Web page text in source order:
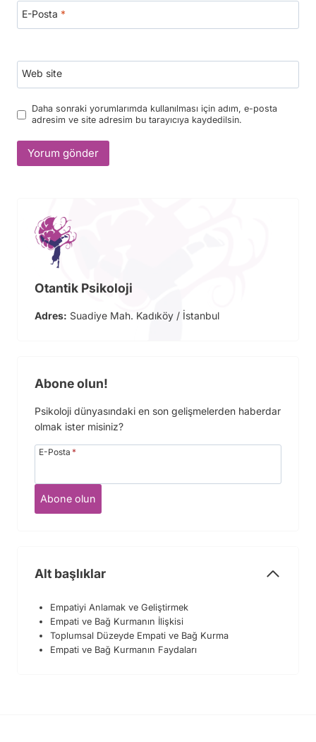
E-Posta *
Web site
Daha sonraki yorumlarımda kullanılması için adım, e-posta
adresim ve site adresim bu tarayıcıya kaydedilsin.
Otantik Psikoloji
Adres: Suadiye Mah. Kadıköy / İstanbul
Abone olun!
Psikoloji dünyasındaki en son gelişmelerden haberdar
olmak ister misiniz?
E-Posta *
Abone olun
Alt başlıklar
Empatiyi Anlamak ve Geliştirmek
Empati ve Bağ Kurmanın İlişkisi
Toplumsal Düzeyde Empati ve Bağ Kurma
Empati ve Bağ Kurmanın Faydaları